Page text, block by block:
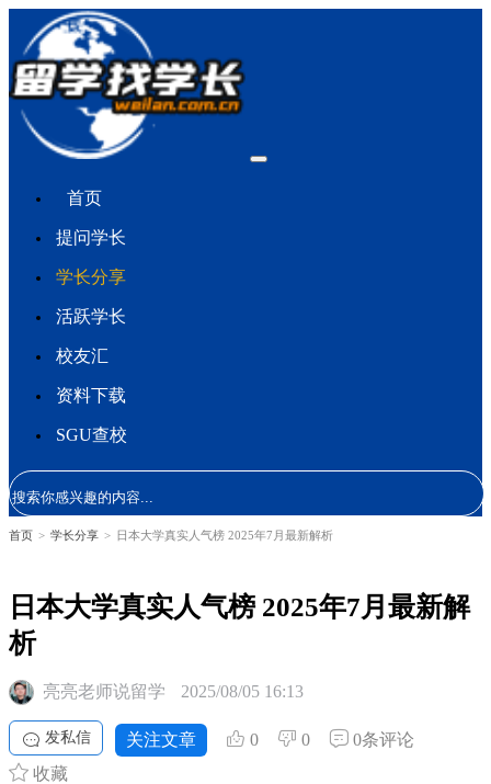
首页
提问学长
学长分享
活跃学长
校友汇
资料下载
SGU查校
首页 > 学长分享 > 日本大学真实人气榜 2025年7月最新解析
日本大学真实人气榜 2025年7月最新解
析
亮亮老师说留学 2025/08/05 16:13
发私信 关注文章 0 0
0条评论
收藏